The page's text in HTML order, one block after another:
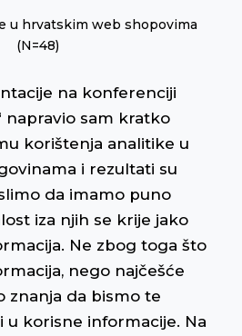
u hrvatskim web shopovima
(N=48)
na konferenciji
napravio sam kratko
korištenja analitike u
i rezultati su
da imamo puno
iza njih se krije jako
Ne zbog toga što
nego najčešće
znanja da bismo te
korisne informacije. Na